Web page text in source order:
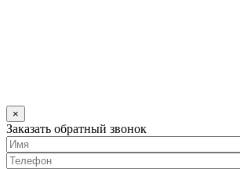
×
Заказать обратный звонок